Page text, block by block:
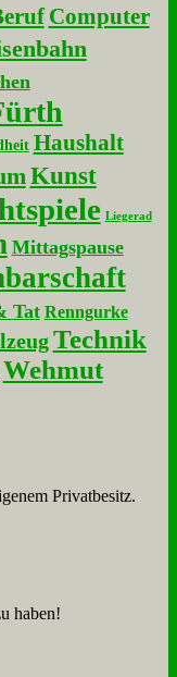
Computer
Haushalt
Kunst
Liegerad
Mittagspause
Tat Renngurke
Technik
Wehmut
Privatbesitz.
haben!